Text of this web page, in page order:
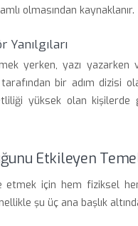
olmasından kaynaklanır.
yerken, yazı
bir adım dizisi
yüksek olan kişilerde
Etkileyen
etmek için hem fiziksel
şu üç ana başlık